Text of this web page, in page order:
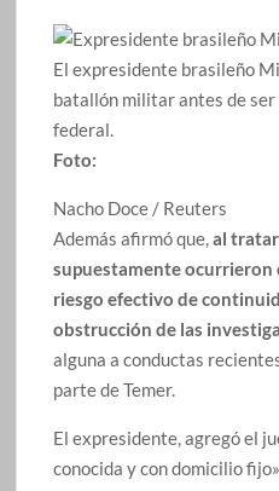
El expresidente brasileño
batallón militar antes de
federal.
Foto:
Nacho Doce / Reuters
Además afirmó que,al
supuestamente ocurrieron
riesgo efectivo de
obstrucción de las
alguna a conductas
parte de Temer.
El expresidente, agregó el
conocida y con domicilio